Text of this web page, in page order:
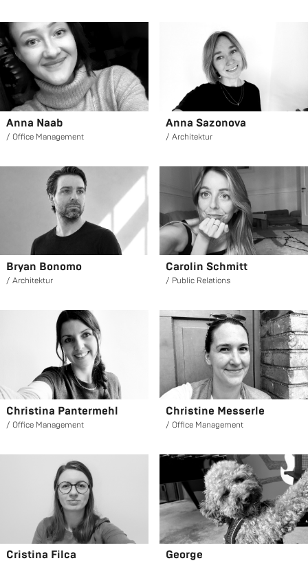
Anna Naab
Of­fice Ma­nage­ment
Anna Sa­zo­no­va
Ar­chi­tek­tur
Bryan Bo­no­mo
Ar­chi­tek­tur
Ca­ro­lin Schmitt
Pu­blic Re­la­ti­ons
Chris­ti­na Pan­ter­mehl
Of­fice Ma­nage­ment
Chris­ti­ne Mes­ser­le
Of­fice Ma­nage­ment
Cris­ti­na Filca Ge­or­ge